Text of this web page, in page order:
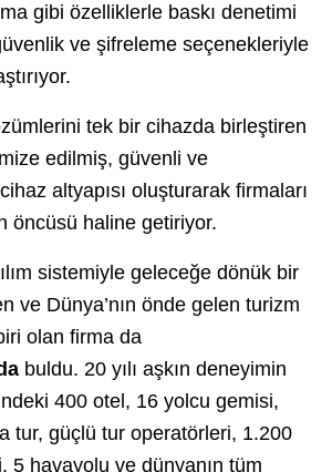
gibi özelliklerle baskı denetimi
ve şifreleme seçenekleriyle
tek bir cihazda birleştiren
edilmiş, güvenli ve
altyapısı oluşturarak firmaları
öncüsü haline getiriyor.
sistemiyle geleceğe dönük bir
ve Dünya’nın önde gelen turizm
olan firma da
buldu. 20 yılı aşkın deneyimin
400 otel, 16 yolcu gemisi,
tur, güçlü tur operatörleri, 1.200
5 havayolu ve dünyanın tüm